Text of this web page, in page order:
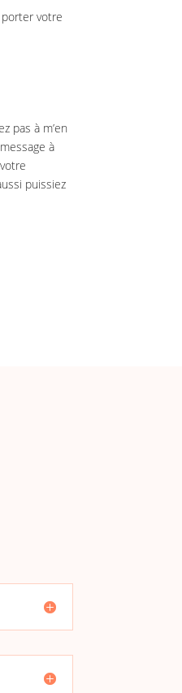
votre
pas à m’en
à
puissiez